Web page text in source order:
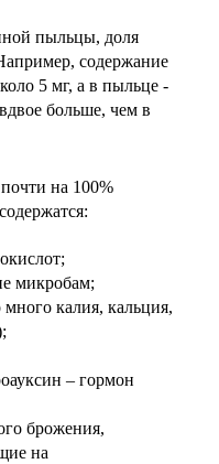
пыльцы, доля
содержание
5 мг, а в пыльце -
больше, чем в
почти на 100%
микробам;
калия, кальция,
– гормон
брожения,
на